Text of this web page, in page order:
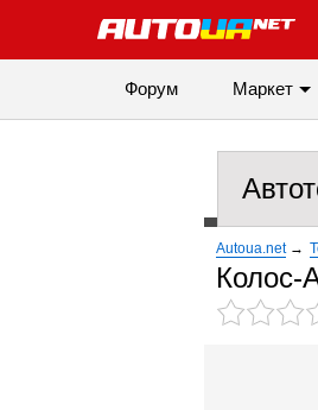
Форум Маркет
Autoua.net →
Колос-